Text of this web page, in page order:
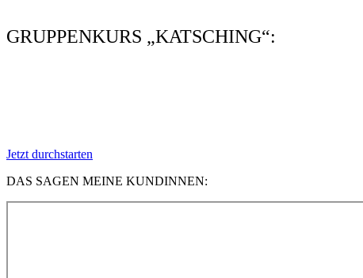
GRUPPENKURS „KATSCHING“:
Jetzt durchstarten
DAS SAGEN MEINE KUNDINNEN: